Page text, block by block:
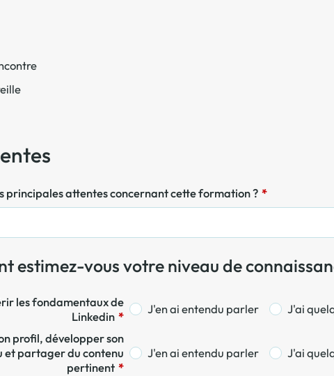
principales attentes concernant cette formation ? *
estimez-vous votre niveau de
Linkedin *
J'en ai entendu parler J'ai
et partager du contenu
pertinent *
J'en ai entendu parler J'ai